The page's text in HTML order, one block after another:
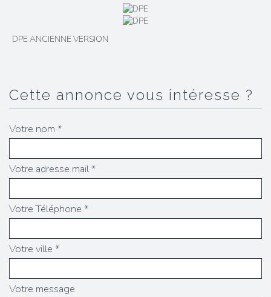
DPE ANCIENNE VERSION
cette annonce vous intéresse ?
Votre nom *
Votre adresse mail *
Votre Téléphone *
Votre ville *
Votre message